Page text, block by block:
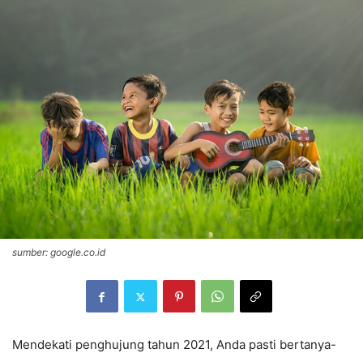
sumber: google.co.id
Mendekati penghujung tahun 2021, Anda pasti bertanya-